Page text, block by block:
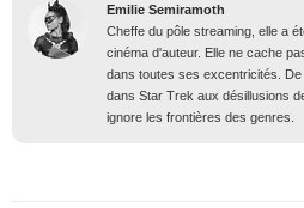
Emilie Semiramoth
Cheffe du pôle streaming, elle a
cinéma d'auteur. Elle ne cache
dans toutes ses excentricités.
dans Star Trek aux désillusions
ignore les frontières des genres.